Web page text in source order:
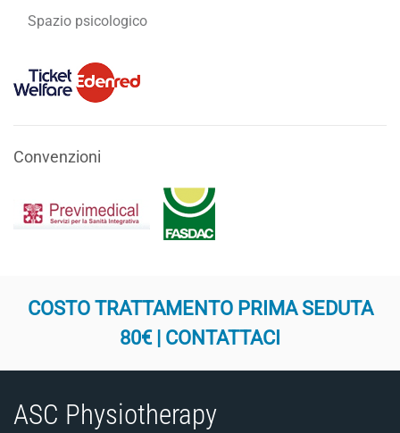
Spazio psicologico
Convenzioni
COSTO TRATTAMENTO PRIMA SEDUTA
80€ | CONTATTACI
ASC Physiotherapy